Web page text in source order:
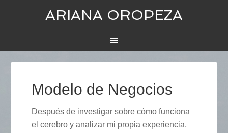
ARIANA OROPEZA
Modelo de Negocios
Después de investigar sobre cómo funciona
el cerebro y analizar mi propia experiencia,